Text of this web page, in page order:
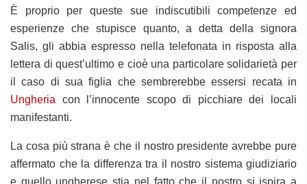
È proprio per queste sue indiscutibili competenze ed
esperienze che stupisce quanto, a detta della signora
Salis, gli abbia espresso nella telefonata in risposta alla
lettera di quest’ultimo e cioè una particolare solidarietà per
il caso di sua figlia che sembrerebbe essersi recata in
Ungheria con l’innocente scopo di picchiare dei locali
manifestanti.
La cosa più strana è che il nostro presidente avrebbe pure
affermato che la differenza tra il nostro sistema giudiziario
e quello ungherese stia nel fatto che il nostro si ispira a